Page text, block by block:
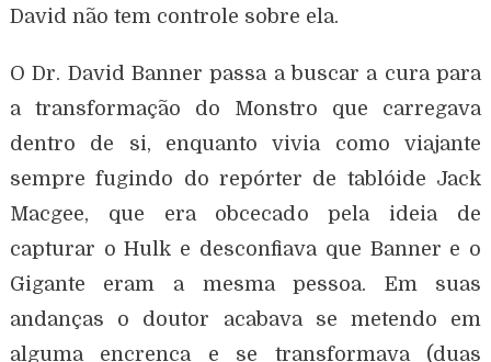
David não tem controle sobre ela.
O Dr. David Banner passa a buscar a cura para
a transformação do Monstro que carregava
dentro de si, enquanto vivia como viajante
sempre fugindo do repórter de tablóide Jack
Macgee, que era obcecado pela ideia de
capturar o Hulk e desconfiava que Banner e o
Gigante eram a mesma pessoa. Em suas
andanças o doutor acabava se metendo em
alguma encrenca e se transformava (duas